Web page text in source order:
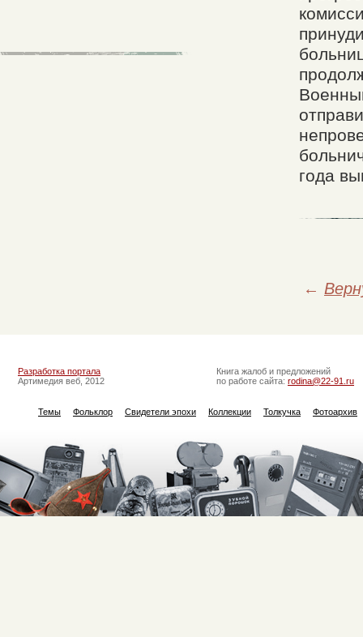
года
←
Разработка портала
Артимедия веб, 2012
Книга жалоб и предложений
по работе сайта: rodina@22-91.ru
Темы Фольклор Свидетели эпохи Коллекции Толкучка Фотоархив